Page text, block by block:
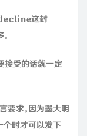
decline这封
接受的话就一定
要求，因为墨大明
个时才可以发下